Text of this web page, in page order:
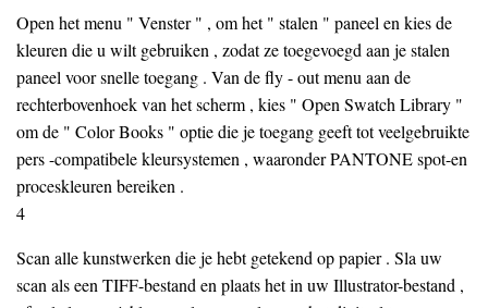
Open het menu " Venster " , om het " stalen " paneel en kies de
kleuren die u wilt gebruiken , zodat ze toegevoegd aan je stalen
paneel voor snelle toegang . Van de fly - out menu aan de
rechterbovenhoek van het scherm , kies " Open Swatch Library "
om de " Color Books " optie die je toegang geeft tot veelgebruikte
pers -compatibele kleursystemen , waaronder PANTONE spot-en
proceskleuren bereiken .
4
Scan alle kunstwerken die je hebt getekend op papier . Sla uw
scan als een TIFF-bestand en plaats het in uw Illustrator-bestand ,